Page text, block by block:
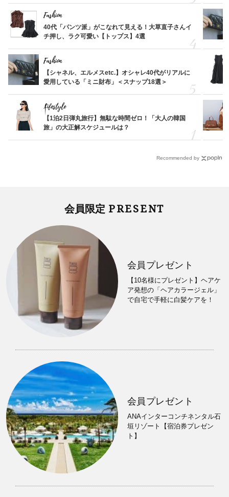
Fashion
40代「パンツ派」がこなれて見える！大草直子さんイ
チ押し、ラク可愛い【トップス】4選
Fashion
【シャネル、エルメスetc.】オシャレ40代がリアルに
愛用している「ミニ財布」＜スナップ18選＞
Lifestyle
【1泊2日弾丸旅行】無駄な時間ゼロ！「大人の韓国
旅」の大正解スケジュールは？
Recommended by
会員限定 PRESENT
会員プレゼント
【10名様にプレゼント】ヘアケ
ア発想の「ヘアカラージェル」
で自宅で手軽に白髪ケアを！
会員プレゼント
ANAインターコンチネンタル石
垣リゾート【宿泊券プレゼン
ト】